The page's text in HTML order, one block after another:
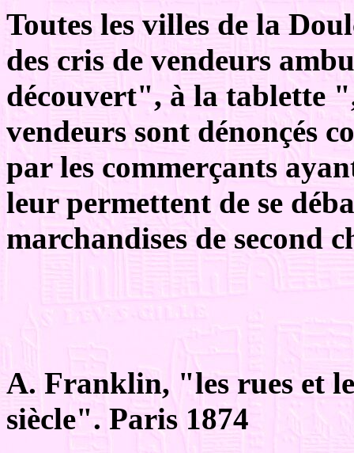
Toutes les villes de la
des cris de vendeurs
découvert", à la tablette
vendeurs sont dénonçés
par les commerçants
leur permettent de se
marchandises de second
A. Franklin, "les rues et
siècle". Paris 1874